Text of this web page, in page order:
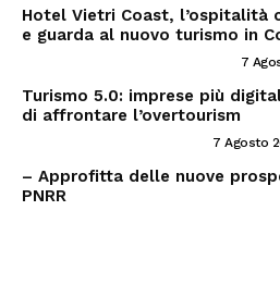
Hotel Vietri Coast,
e guarda al nuovo turismo in
7
Turismo 5.0: imprese più
di affrontare l’overtourism
7 Agosto
– Approfitta delle nuove
PNRR